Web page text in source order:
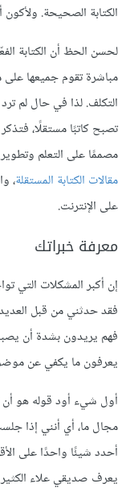
الكتابة الصحيحة. ولأكون
لحسن الحظ أن الكتابة
مباشرة تقوم جميعها على
التكلف. لذا في حال لم
تصبح كاتبًا مستقلًا،
مصممًا على التعلم
مقالات الكتابة المستقلة،
على الإنترنت.
معرفة خبراتك
إن أكبر المشكلات التي
فقد حدثني من قبل
فهم يريدون بشدة أن
يعرفون ما يكفي عن
أول شيء أود قوله هو
مجال ما، أي أنني إذا
أحدد شيئًا واحدًا على
يعرف صديقي علاء الكثير